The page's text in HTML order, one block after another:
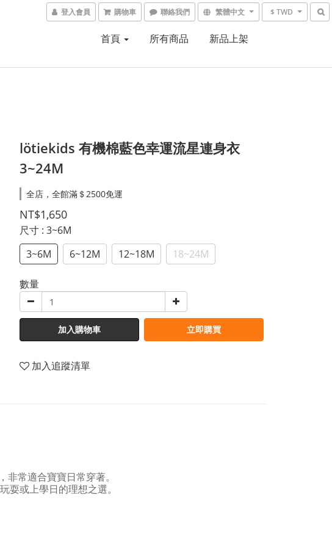
登入會員 購物車 聯絡我們 繁體中文 $ TWD
首頁 所有商品 新品上架
lötiekids 有機棉藍色幸運流星連身衣
3~24M
全店，全館滿＄2500免運
NT$1,650
尺寸 : 3~6M
3~6M
6~12M 12~18M 18~24M
數量
加入購物車 立即購買
加入追蹤清單
常適合寶寶日常穿著。
或上學日的理想之選。